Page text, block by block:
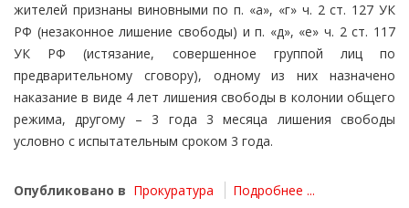
жителей признаны виновными по п. «а», «г» ч. 2 ст. 127 УК
РФ (незаконное лишение свободы) и п. «д», «е» ч. 2 ст. 117
УК РФ (истязание, совершенное группой лиц по
предварительному сговору), одному из них назначено
наказание в виде 4 лет лишения свободы в колонии общего
режима, другому – 3 года 3 месяца лишения свободы
условно с испытательным сроком 3 года.
Опубликовано в Прокуратура Подробнее ...